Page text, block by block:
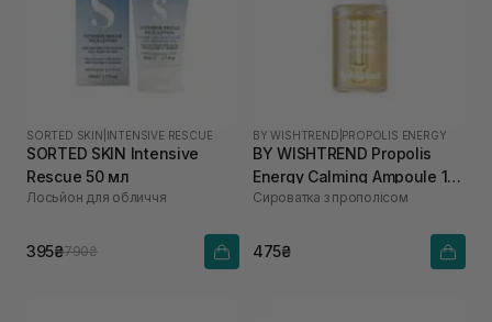
SORTED SKIN INTENSIVE RESCUE
SORTED SKIN Intensive
Rescue 50 мл
Лосьйон для обличчя
395₴790₴
BY WISHTREND PROPOLIS ENERGY
BY WISHTREND Propolis
Energy Calming Ampoule 10
мл
Сироватка з прополісом
475₴